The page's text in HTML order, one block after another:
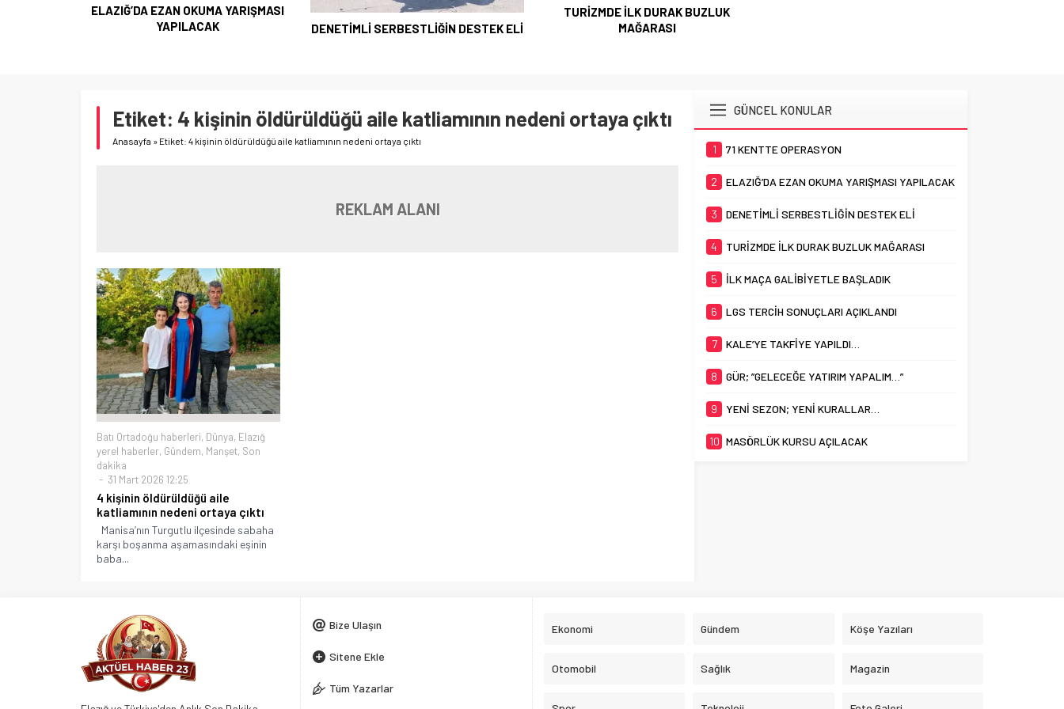
ELAZIĞ’DA EZAN OKUMA YARIŞMASI
YAPILACAK
DENETİMLİ SERBESTLİĞİN DESTEK ELİ
TURİZMDE İLK DURAK BUZLUK
MAĞARASI
Etiket: 4 kişinin öldürüldüğü aile katliamının nedeni ortaya çıktı
Anasayfa » Etiket: 4 kişinin öldürüldüğü aile katliamının nedeni ortaya çıktı
REKLAM ALANI
Batı Ortadoğu haberleri, Dünya, Elazığ
yerel haberler, Gündem, Manşet, Son
dakika
31 Mart 2026 12:25
4 kişinin öldürüldüğü aile
katliamının nedeni ortaya çıktı
Manisa’nın Turgutlu ilçesinde sabaha
karşı boşanma aşamasındaki eşinin
baba...
GÜNCEL KONULAR
1 71 KENTTE OPERASYON
2 ELAZIĞ’DA EZAN OKUMA YARIŞMASI YAPILACAK
3 DENETİMLİ SERBESTLİĞİN DESTEK ELİ
4 TURİZMDE İLK DURAK BUZLUK MAĞARASI
5 İLK MAÇA GALİBİYETLE BAŞLADIK
6 LGS TERCİH SONUÇLARI AÇIKLANDI
7 KALE’YE TAKFİYE YAPILDI…
8 GÜR; ”GELECEĞE YATIRIM YAPALIM…”
9 YENİ SEZON; YENİ KURALLAR…
10 MASÖRLÜK KURSU AÇILACAK
Bize Ulaşın
Sitene Ekle
Tüm Yazarlar
Ekonomi Gündem Köşe Yazıları
Otomobil Sağlık Magazin